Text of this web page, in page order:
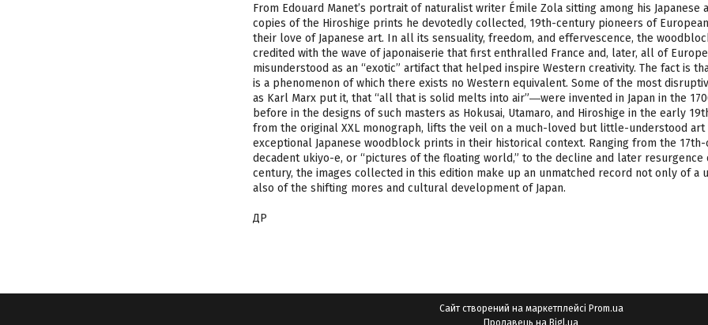
From Edouard Manet’s portrait of naturalist writer Émile Zola sitting among his Japanese
copies of the Hiroshige prints he devotedly collected, 19th-century pioneers of
their love of Japanese art. In all its sensuality, freedom, and effervescence, the
credited with the wave of japonaiserie that first enthralled France and, later, all of
misunderstood as an “exotic” artifact that helped inspire Western creativity. The fact is
is a phenomenon of which there exists no Western equivalent. Some of the most
as Karl Marx put it, that “all that is solid melts into air”―were invented in Japan in the
before in the designs of such masters as Hokusai, Utamaro, and Hiroshige in the early
from the original XXL monograph, lifts the veil on a much-loved but little-understood
exceptional Japanese woodblock prints in their historical context. Ranging from the
decadent ukiyo-e, or “pictures of the floating world,” to the decline and later
century, the images collected in this edition make up an unmatched record not only of a
also of the shifting mores and cultural development of Japan.
ДР
Сайт створений на маркетплейсі Prom.ua
Продавець на Bigl.ua